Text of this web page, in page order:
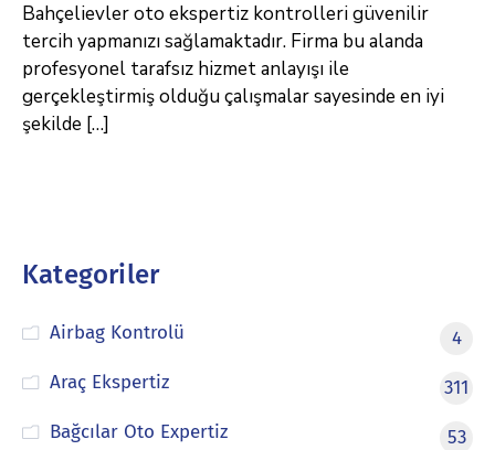
Bahçelievler oto ekspertiz kontrolleri güvenilir
tercih yapmanızı sağlamaktadır. Firma bu alanda
profesyonel tarafsız hizmet anlayışı ile
gerçekleştirmiş olduğu çalışmalar sayesinde en iyi
şekilde […]
Kategoriler
Airbag Kontrolü
4
Araç Ekspertiz
311
Bağcılar Oto Expertiz
53